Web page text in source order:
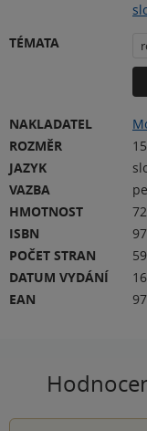
TÉMATA
NAKLADATEL
ROZMĚR
JAZYK
VAZBA
HMOTNOST
ISBN
POČET STRAN
DATUM VYDÁNÍ
EAN